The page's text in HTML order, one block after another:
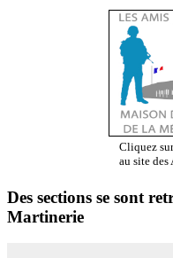
Cliquez
au site des
Des sections se sont
Martinerie